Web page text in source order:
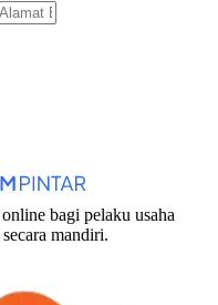
bagi pelaku usaha
mandiri.